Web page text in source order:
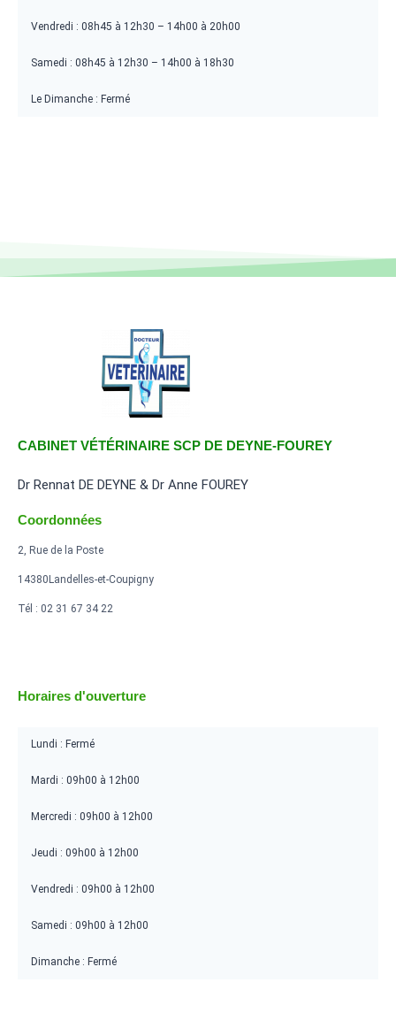
Vendredi : 08h45 à 12h30 – 14h00 à 20h00
Samedi : 08h45 à 12h30 – 14h00 à 18h30
Le Dimanche : Fermé
CABINET VÉTÉRINAIRE SCP DE DEYNE-FOUREY
Dr Rennat DE DEYNE & Dr Anne FOUREY
Coordonnées
2, Rue de la Poste
14380Landelles-et-Coupigny
Tél : 02 31 67 34 22
Horaires d'ouverture
Lundi : Fermé
Mardi : 09h00 à 12h00
Mercredi : 09h00 à 12h00
Jeudi : 09h00 à 12h00
Vendredi : 09h00 à 12h00
Samedi : 09h00 à 12h00
Dimanche : Fermé